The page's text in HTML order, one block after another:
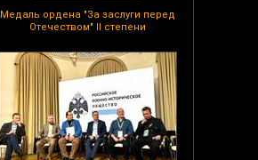
Медаль ордена "За заслуги перед
Отечеством" II степени